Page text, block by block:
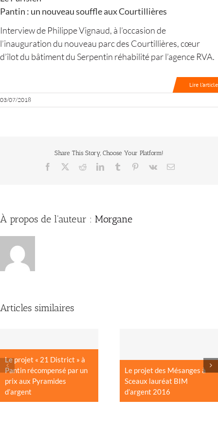
Pantin : un nouveau souffle aux Courtillières
Interview de Philippe Vignaud, à l’occasion de
l’inauguration du nouveau parc des Courtillières, cœur
d’îlot du bâtiment du Serpentin réhabilité par l’agence RVA.
Lire l’article
03/07/2018
Share This Story, Choose Your Platform!
Facebook RedditLinkedInTumblr Pinterest
Vk Email
À propos de l'auteur : Morgane
Articles similaires
Le projet « 21 District » à
Pantin récompensé par un
prix aux Pyramides
d’argent
Le projet des Mésanges à
Sceaux lauréat BIM
d’argent 2016